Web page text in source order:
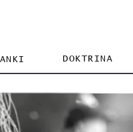
DOKTRINA